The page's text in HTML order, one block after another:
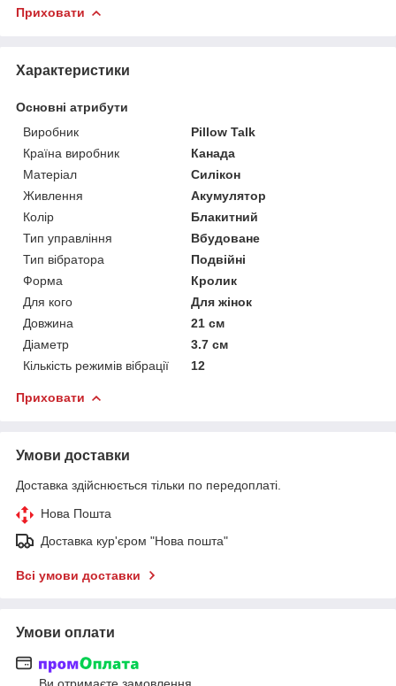
Приховати
Характеристики
Основні атрибути
Виробник
Pillow Talk
Країна виробник
Канада
Матеріал
Силікон
Живлення
Акумулятор
Колір
Блакитний
Тип управління
Вбудоване
Тип вібратора
Подвійні
Форма
Кролик
Для кого
Для жінок
Довжина
21 см
Діаметр
3.7 см
Кількість режимів вібрації
12
Приховати
Умови доставки
Доставка здійснюється тільки по передоплаті.
Нова Пошта
Доставка кур'єром "Нова пошта"
Всі умови доставки
Умови оплати